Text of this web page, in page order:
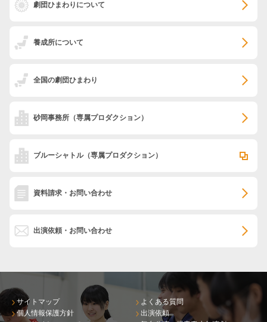
劇団ひまわりについて
養成所について
全国の劇団ひまわり
砂岡事務所 （専属プロダクション）
ブルーシャトル（専属プロダクション）
資料請求・お問い合わせ
出演依頼・お問い合わせ
サイトマップ
個人情報保護方針
よくある質問
出演依頼